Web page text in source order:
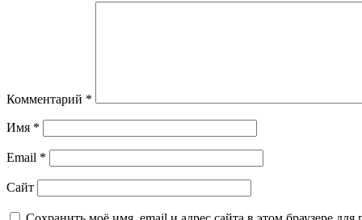
Комментарий *
Имя *
Email *
Сайт